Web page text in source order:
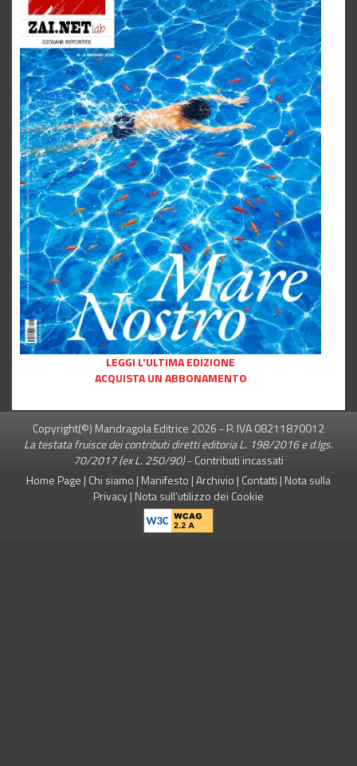
LEGGI L'ULTIMA EDIZIONE
ACQUISTA UN ABBONAMENTO
Copyright(©) Mandragola Editrice 2026 - P. IVA 08211870012
La testata fruisce dei contributi diretti editoria L. 198/2016 e d.lgs.
70/2017 (ex L. 250/90)-Contributi incassati
Home Page | Chi siamo | Manifesto |Archivio | Contatti | Nota sulla
Privacy| Nota sull’utilizzo dei Cookie